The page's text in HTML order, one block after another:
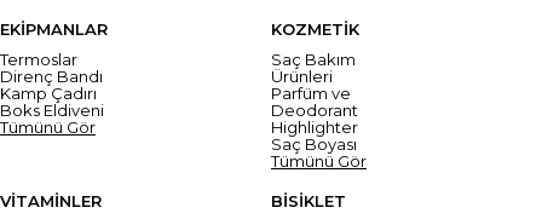
EKİPMANLAR
Termoslar
Direnç Bandı
Kamp Çadırı
Boks Eldiveni
Tümünü Gör
KOZMETİK
Saç Bakım
Ürünleri
Parfüm ve
Deodorant
Highlighter
Saç Boyası
Tümünü Gör
VİTAMİNLER
BİSİKLET